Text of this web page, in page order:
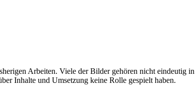
Arbeiten. Viele der Bilder gehören nicht eindeutig
Inhalte und Umsetzung keine Rolle gespielt haben.